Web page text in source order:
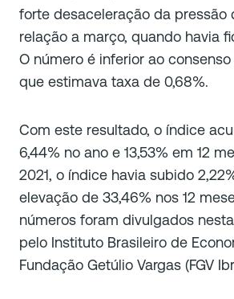
forte desaceleração da pressão
relação a março, quando havia
O número é inferior ao
que estimava taxa de 0,68%.
Com este resultado, o índice
6,44% no ano e 13,53% em 12
2021, o índice havia subido
elevação de 33,46% nos 12
números foram divulgados
pelo Instituto Brasileiro de
Fundação Getúlio Vargas (FGV